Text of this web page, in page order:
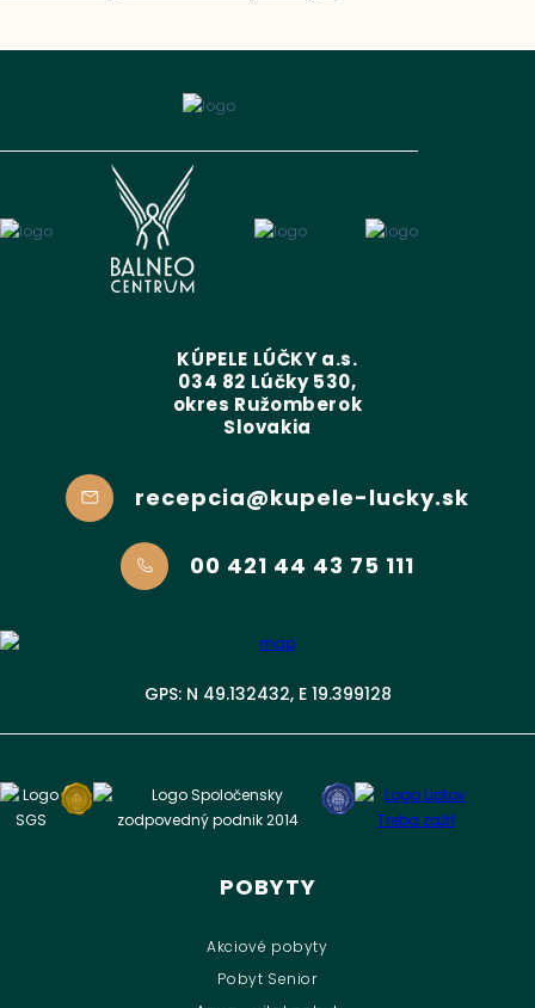
KÚPELE LÚČKY a.s.
034 82 Lúčky 530,
okres Ružomberok
Slovakia
recepcia@kupele-lucky.sk
00 421 44 43 75 111
GPS: N 49.132432, E 19.399128
POBYTY
Akciové pobyty
Pobyt Senior